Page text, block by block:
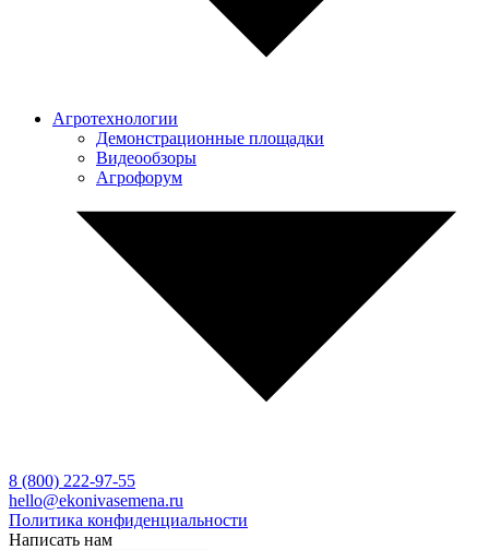
Агротехнологии
Демонстрационные площадки
Видеообзоры
Агрофорум
8 (800) 222-97-55
hello@ekonivasemena.ru
Политика конфиденциальности
Написать нам